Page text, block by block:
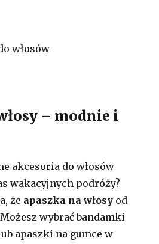
włosów
– modnie i
akcesoria do włosów
wakacyjnych podróży?
że apaszka na włosy od
wybrać bandamki
apaszki na gumce w